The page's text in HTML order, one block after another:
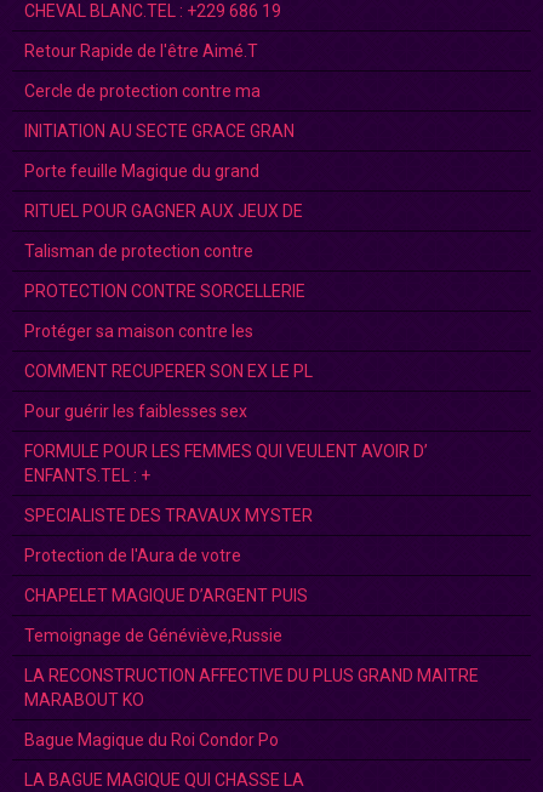
CHEVAL BLANC.TEL : +229 686 19
Retour Rapide de l'être Aimé.T
Cercle de protection contre ma
INITIATION AU SECTE GRACE GRAN
Porte feuille Magique du grand
RITUEL POUR GAGNER AUX JEUX DE
Talisman de protection contre
PROTECTION CONTRE SORCELLERIE
Protéger sa maison contre les
COMMENT RECUPERER SON EX LE PL
Pour guérir les faiblesses sex
FORMULE POUR LES FEMMES QUI VEULENT AVOIR D’
ENFANTS.TEL : +
SPECIALISTE DES TRAVAUX MYSTER
Protection de l'Aura de votre
CHAPELET MAGIQUE D’ARGENT PUIS
Temoignage de Généviève,Russie
LA RECONSTRUCTION AFFECTIVE DU PLUS GRAND MAITRE
MARABOUT KO
Bague Magique du Roi Condor Po
LA BAGUE MAGIQUE QUI CHASSE LA